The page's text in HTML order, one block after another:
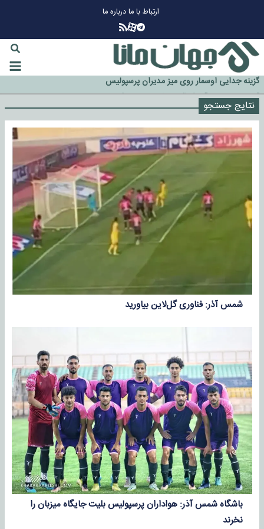
ارتباط با مادرباره ما
چرا طلا دوباره افزایشی شد؟
گزینه جدایی اوسمار روی میز مدیران پرسپولیس
آیا رئیس جمهور آمریکا قانون را دور می‌زند؟
اخراج رسمی چهره نامدار از پرسپولیس
سازمان اطلاعات سپاه: پروژه دولت ترامپ برای مهار چین، روسیه و اروپا شکست
نتایج جستجو
شمس آذر: فناوری گل‌لاین بیاورید
باشگاه شمس آذر: هواداران پرسپولیس بلیت جایگاه میزبان را
نخرند